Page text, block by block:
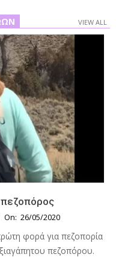
VIEW ALL
On: 26/05/2020
φορά για πεζοπορία
πεζοπόρου.